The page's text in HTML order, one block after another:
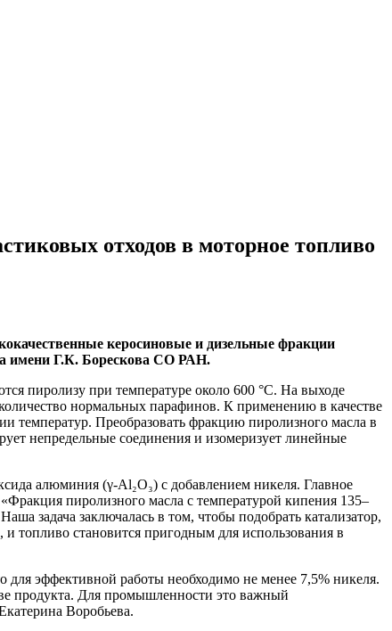
отходов в моторное топливо
керосиновые и дизельные фракции
имени Г.К. Борескова СО РАН.
пиролизу при температуре около 600 °C. На выходе
нормальных парафинов. К применению в качестве
температур. Преобразовать фракцию пиролизного масла в
непредельные соединения и изомеризует линейные
алюминия (γ-Al₂O₃) с добавлением никеля. Главное
пиролизного масла с температурой кипения 135–
задача заключалась в том, чтобы подобрать катализатор,
топливо становится пригодным для использования в
эффективной работы необходимо не менее 7,5% никеля.
продукта. Для промышленности это важный
Воробьева.